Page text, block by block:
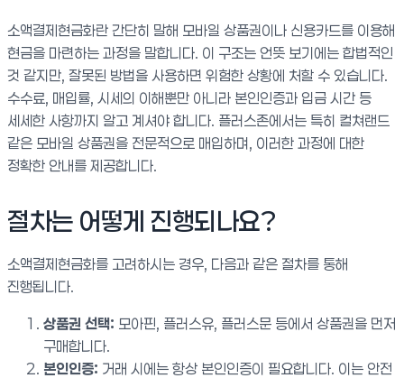
소액결제현금화란 간단히 말해 모바일 상품권이나 신용카드를 이용해
현금을 마련하는 과정을 말합니다. 이 구조는 언뜻 보기에는 합법적인
것 같지만, 잘못된 방법을 사용하면 위험한 상황에 처할 수 있습니다.
수수료, 매입률, 시세의 이해뿐만 아니라 본인인증과 입금 시간 등
세세한 사항까지 알고 계셔야 합니다. 플러스존에서는 특히 컬쳐랜드
같은 모바일 상품권을 전문적으로 매입하며, 이러한 과정에 대한
정확한 안내를 제공합니다.
절차는 어떻게 진행되나요?
소액결제현금화를 고려하시는 경우, 다음과 같은 절차를 통해
진행됩니다.
상품권 선택: 모아핀, 플러스유, 플러스문 등에서 상품권을 먼저
구매합니다.
본인인증: 거래 시에는 항상 본인인증이 필요합니다. 이는 안전